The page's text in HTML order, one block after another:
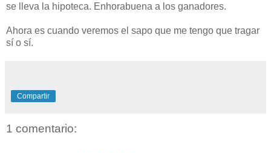
se lleva la hipoteca. Enhorabuena a los ganadores.
Ahora es cuando veremos el sapo que me tengo que tragar
sí o sí.
Compartir
1 comentario: